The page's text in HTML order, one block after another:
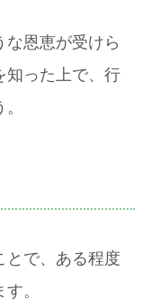
恩恵が受けら
知った上で、行
とで、ある程度
。